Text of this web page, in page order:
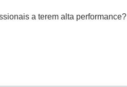
a terem alta performance?